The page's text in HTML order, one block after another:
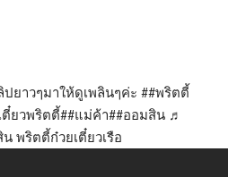
ปยาวๆมาให้ดูเพลินๆค่ะ ##พริตตี้
ตี๋ยวพริตตี้##แม่ค้า##ออมสิน ♬
พริตตี้ก๋วยเตี๋ยวเรือ